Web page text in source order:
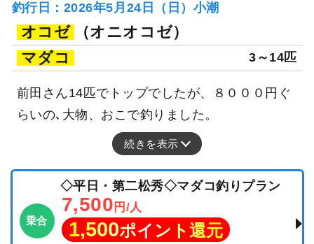
釣行日：2026年5月24日（日）小潮
オコゼ
（オニオコゼ）
マダコ
3～14匹
前田さん14匹でトップでしたが、８０００円ぐ
らいの､大物、おこで釣りました。
続きを表示
乗合
◇平日・第二松秀◇マダコ釣りプラン
7,500 円/人
1,500ポイント還元